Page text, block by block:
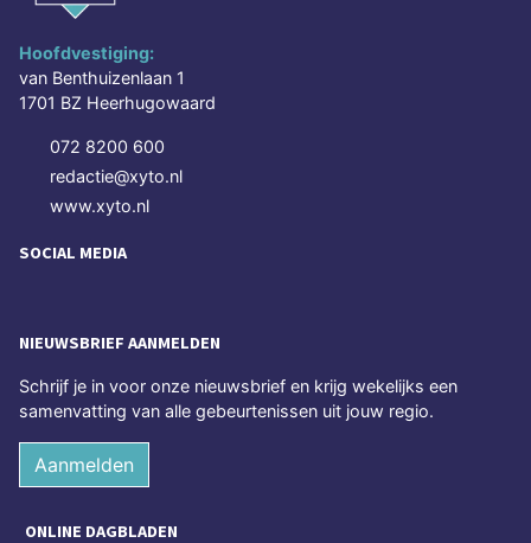
Hoofdvestiging:
van Benthuizenlaan 1
1701 BZ Heerhugowaard
072 8200 600
redactie@xyto.nl
www.xyto.nl
SOCIAL MEDIA
NIEUWSBRIEF AANMELDEN
Schrijf je in voor onze nieuwsbrief en krijg wekelijks een
samenvatting van alle gebeurtenissen uit jouw regio.
Aanmelden
ONLINE DAGBLADEN